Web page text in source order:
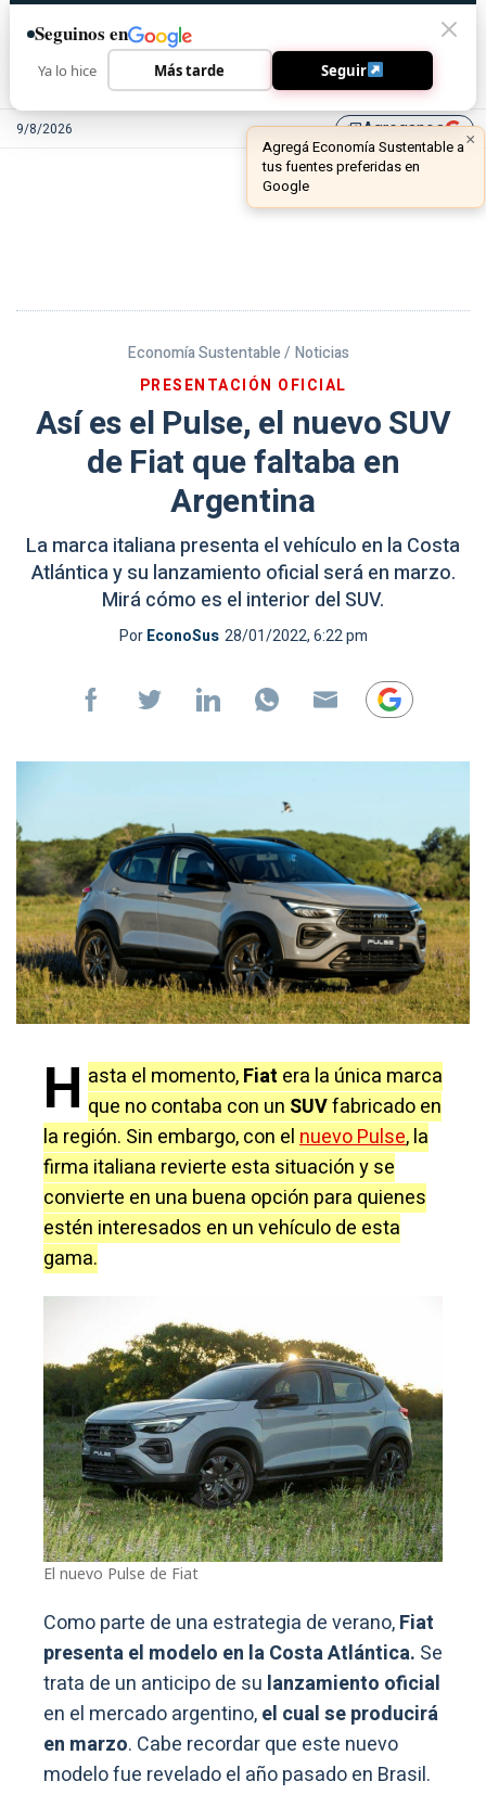
9/8/2026 library_addAgreganos
Economía Sustentable / Noticias
PRESENTACIÓN OFICIAL
Así es el Pulse, el nuevo SUV
de Fiat que faltaba en
Argentina
La marca italiana presenta el vehículo en la Costa
Atlántica y su lanzamiento oficial será en marzo.
Mirá cómo es el interior del SUV.
PorEconoSus 28/01/2022, 6:22 pm
H asta el momento,Fiat era la única marca
que no contaba con un SUVfabricado en
la región. Sin embargo, con elnuevo Pulse, la
firma italiana revierte esta situación y se
convierte en una buena opción para quienes
estén interesados en un vehículo de esta
gama.
El nuevo Pulse de Fiat
Como parte de una estrategia de verano,Fiat
presenta el modelo en la Costa Atlántica. Se
trata de un anticipo de su lanzamiento oficial
en el mercado argentino,el cual se producirá
en marzo. Cabe recordar que este nuevo
modelo fue revelado el año pasado en Brasil.
Seguinos en
Ya lo hice Más tarde Seguir